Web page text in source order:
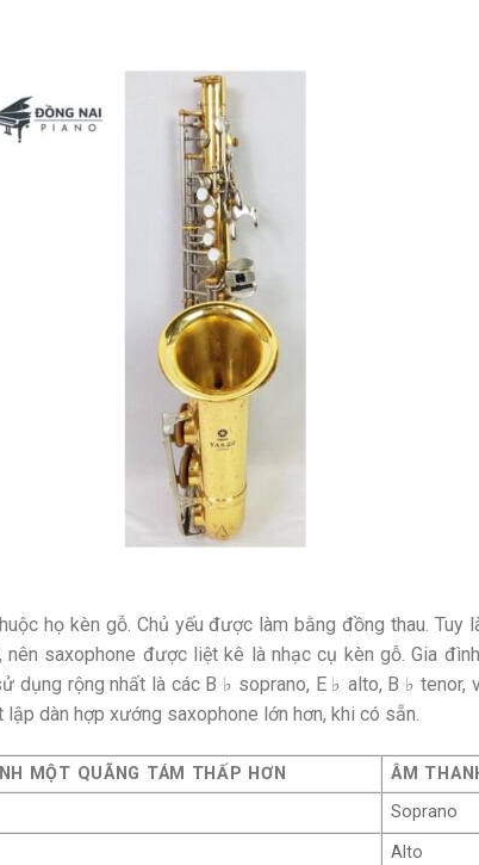
họ kèn gỗ. Chủ yếu được làm bằng đồng thau.
saxophone được liệt kê là nhạc cụ kèn gỗ. Gia
dụng rộng nhất là các B ♭ soprano, E ♭ alto, B ♭ tenor,
dàn hợp xướng saxophone lớn hơn, khi có sẵn.
MỘT QUÃNG TÁM THẤP HƠN
ÂM
Soprano
Alto